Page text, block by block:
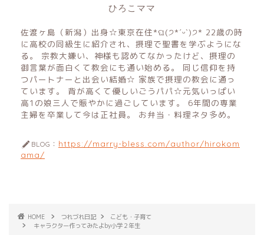
ひろこママ
佐渡ヶ島（新潟）出身☆東京在住*ଘ(੭*ˊᵕˋ)੭* 22歳の時
に高校の同級生に紹介され、摂理で聖書を学ぶようにな
る。 宗教大嫌い、神様も認めてなかったけど、摂理の
御言葉が面白くて教会にも通い始める。 同じ信仰を持
つパートナーと出会い結婚☆ 家族で摂理の教会に通っ
ています。 背が高くて優しいごうパパ☆元気いっぱい
高1の娘三人で賑やかに過ごしています。 6年間の専業
主婦を卒業して今は正社員。 お弁当・料理ネタ多め。
BLOG： https://marry-bless.com/author/hirokom
ama/
HOME つれづれ日記
こども・子育て
キャラクター作ってみたよby小学２年生